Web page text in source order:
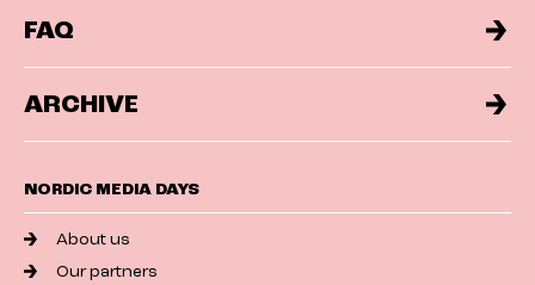
FAQ
ARCHIVE
NORDIC MEDIA DAYS
About us
Our partners